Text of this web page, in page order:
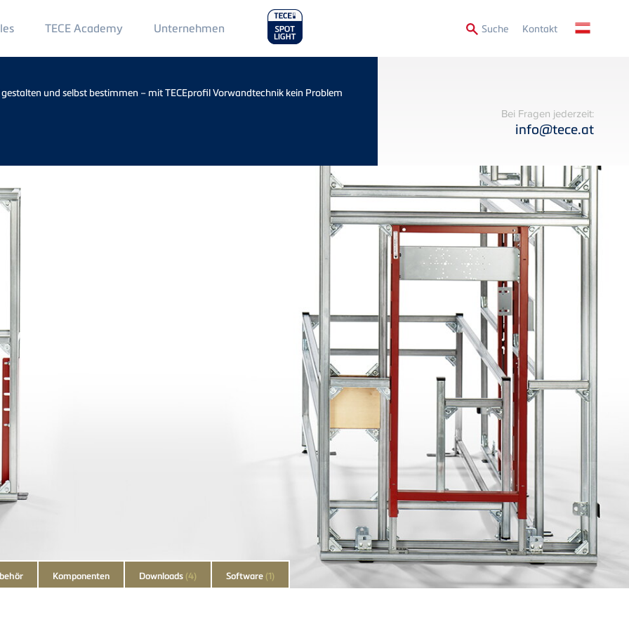
TECE Academy Main
Menu
2
Unternehmen SucheSecondary
Kontakt
und selbst bestimmen – mit TECEprofil Vorwandtechnik kein Problem
Bei Fragen jederzeit:
info@tece.at
Komponenten Downloads (4) Software (1)